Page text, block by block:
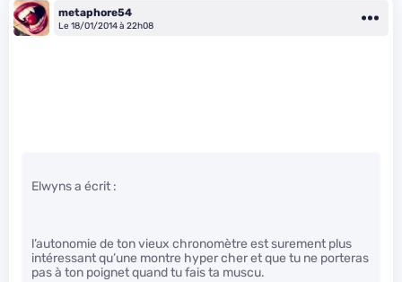
metaphore54
Le 18/01/2014 à 22h08
Elwyns a écrit :
l’autonomie de ton vieux chronomètre est surement plus
intéressant qu’une montre hyper cher et que tu ne porteras
pas à ton poignet quand tu fais ta muscu.